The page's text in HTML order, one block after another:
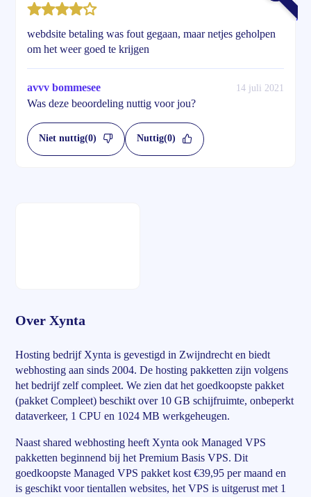
webdsite betaling was fout gegaan, maar netjes geholpen
om het weer goed te krijgen
avvv bommesee 14 juli 2021
Was deze beoordeling nuttig voor jou?
Niet nuttig(0) Nuttig(0)
Over Xynta
Hosting bedrijf Xynta is gevestigd in Zwijndrecht en biedt
webhosting aan sinds 2004. De hosting pakketten zijn volgens
het bedrijf zelf compleet. We zien dat het goedkoopste pakket
(pakket Compleet) beschikt over 10 GB schijfruimte, onbeperkt
dataverkeer, 1 CPU en 1024 MB werkgeheugen.
Naast shared webhosting heeft Xynta ook Managed VPS
pakketten beginnend bij het Premium Basis VPS. Dit
goedkoopste Managed VPS pakket kost €39,95 per maand en
is geschikt voor tientallen websites, het VPS is uitgerust met 1